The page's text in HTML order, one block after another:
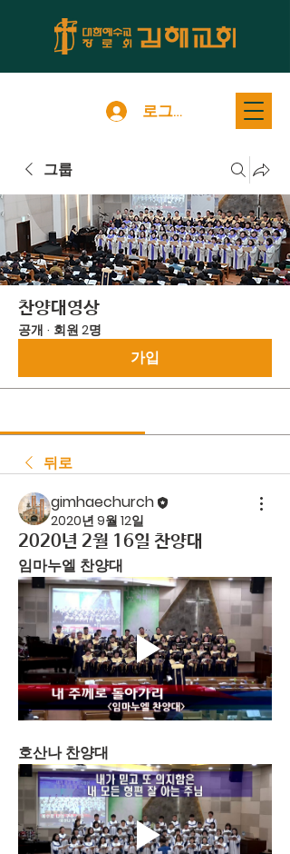
로그인
그룹
찬양대영상
공개 · 회원 2명
가입
뒤로
gimhaechurch
2020년 9월 12일
2020년 2월 16일 찬양대
임마누엘 찬양대
호산나 찬양대